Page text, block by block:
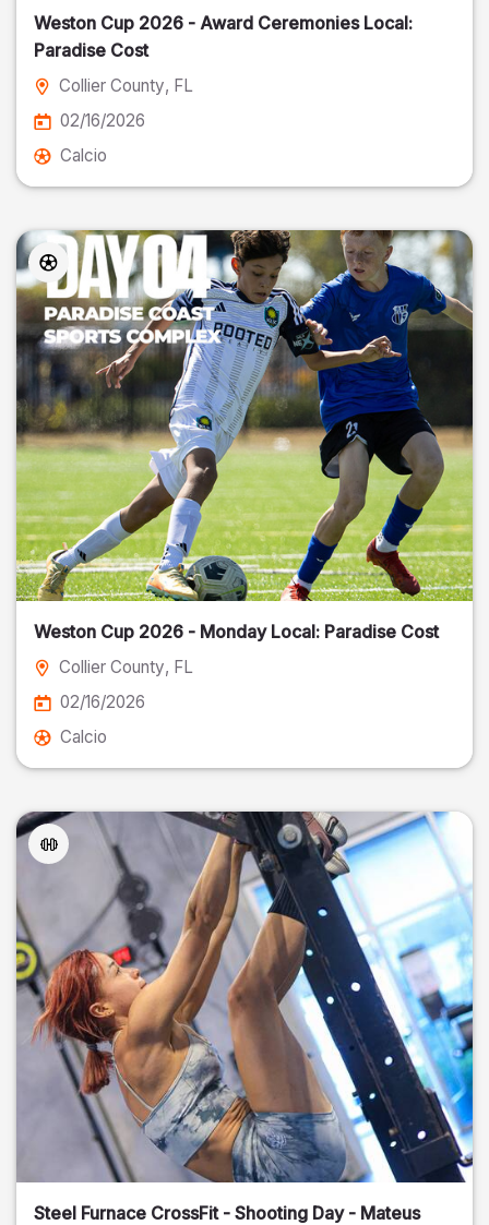
Weston Cup 2026 - Award Ceremonies Local:
Paradise Cost
Collier County, FL
02/16/2026
Calcio
Weston Cup 2026 - Monday Local: Paradise Cost
Collier County, FL
02/16/2026
Calcio
Steel Furnace CrossFit - Shooting Day - Mateus